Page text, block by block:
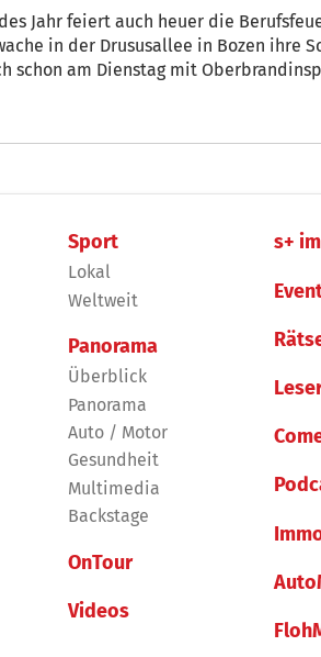
Jahr feiert auch heuer die
in der Drususallee in Bozen ihre
mit Oberbrandinspektor Hansjörg Elsler getroffen und mit
Sport
Lokal
Weltweit
Panorama
Überblick
Panorama
Auto / Motor
Gesundheit
Multimedia
Backstage
OnTour
Videos
s+